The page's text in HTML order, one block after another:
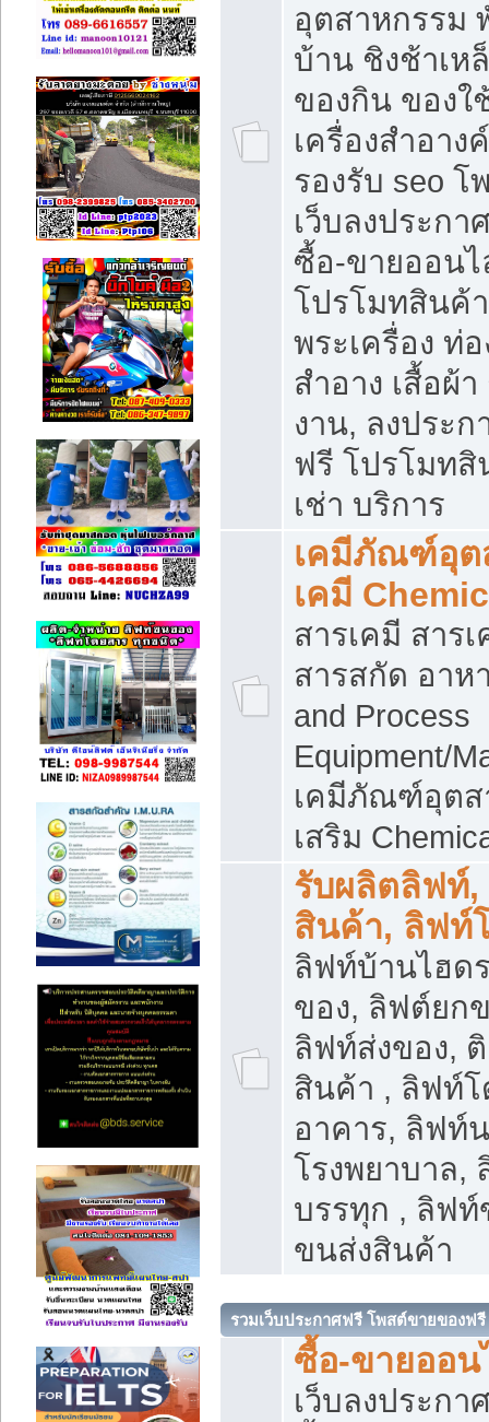
อุตสาหกรรม
บ้าน ชิงช้าเห
ของกิน ของใ
เครื่องสำอา
รองรับ seo โ
เว็บลงประก
ซื้อ-ขายออน
โปรโมทสินค้
พระเครื่อง ท่อ
สำอาง เสื้อผ้
งาน, ลงประ
ฟรี โปรโมท
เช่า บริการ
เคมีภัณฑ์อุต
เคมี
สารเคมี สาร
สารสกัด อาห
and Process
Equipment/
เคมีภัณฑ์อุตส
เสริม
รับผลิตลิฟท์
สินค้า, ลิฟท์
ลิฟท์บ้านไฮด
ของ, ลิฟต์ยก
ลิฟท์ส่งของ,
สินค้า , ลิฟท์
อาคาร, ลิฟท์
โรงพยาบาล,
บรรทุก , ลิฟ
ขนส่งสินค้า
รวมเว็บประกาศฟรี โพสต์ขายของฟรี
ซื้อ-ขายออน
เว็บลงประก